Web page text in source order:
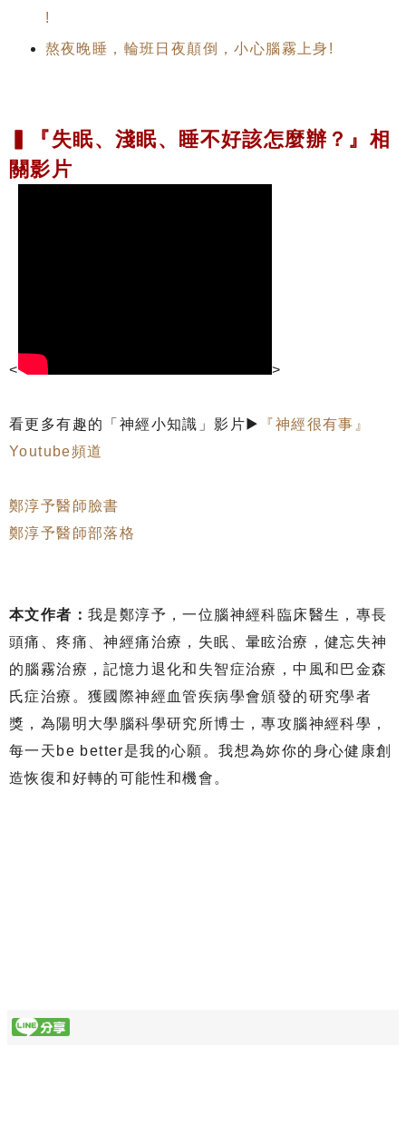
!
熬夜晚睡，輪班日夜顛倒，小心腦霧上身!
▍『失眠、淺眠、睡不好該怎麼辦？』相
關影片
< >
看更多有趣的「神經小知識」影片▶
『神經很有事』
Youtube頻道
鄭淳予醫師臉書
鄭淳予醫師部落格
本文作者： 我是鄭淳予，一位腦神經科臨床醫生，專長
頭痛、疼痛、神經痛治療，失眠、暈眩治療，健忘失神
的腦霧治療，記憶力退化和失智症治療，中風和巴金森
氏症治療。獲國際神經血管疾病學會頒發的研究學者
獎，為陽明大學腦科學研究所博士，專攻腦神經科學，
每一天be better是我的心願。我想為妳你的身心健康創
造恢復和好轉的可能性和機會。